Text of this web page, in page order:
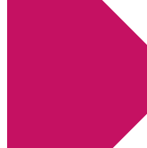
Webbshop Amazon
Utskriftscentralen